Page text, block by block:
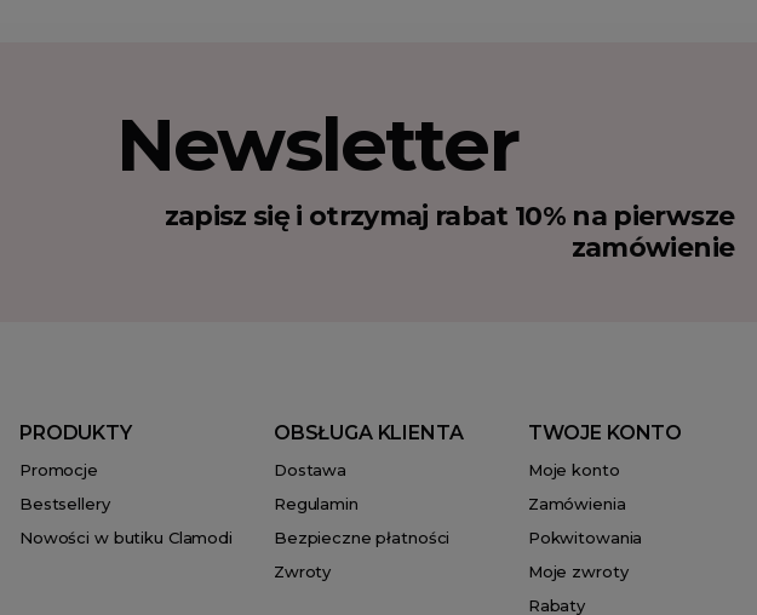
Newsletter
zapisz się i otrzymaj rabat 10% na pierwsze
zamówienie
PRODUKTY
Promocje
Bestsellery
Nowości w butiku Clamodi
OBSŁUGA KLIENTA
Dostawa
Regulamin
Bezpieczne płatności
Zwroty
TWOJE KONTO
Moje konto
Zamówienia
Pokwitowania
Moje zwroty
Rabaty